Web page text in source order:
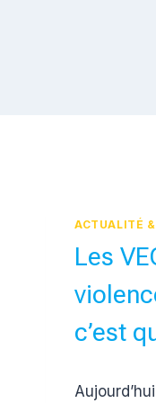
ACTUALITÉ
Les
c’est
Estelle